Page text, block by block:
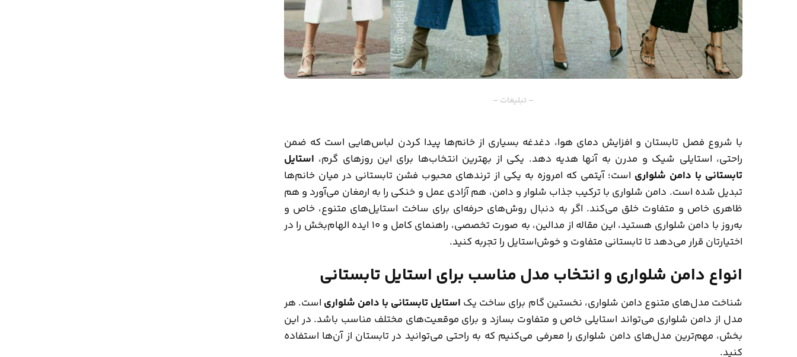
– تبلیغات –
با شروع فصل تابستان و افزایش دمای هوا، دغدغه بسیاری از خانم‌ها پیدا کردن لباس‌هایی است که ضمن
راحتی، استایلی شیک و مدرن به آنها هدیه دهد. یکی از بهترین انتخاب‌ها برای این روزهای گرم، استایل
تابستانی با دامن شلواری است؛ آیتمی که امروزه به یکی از ترندهای محبوب فشن تابستانی در میان خانم‌ها
تبدیل شده است. دامن شلواری با ترکیب جذاب شلوار و دامن، هم آزادی عمل و خنکی را به ارمغان می‌آورد و هم
ظاهری خاص و متفاوت خلق می‌کند. اگر به دنبال روش‌های حرفه‌ای برای ساخت استایل‌های متنوع، خاص و
به‌روز با دامن شلواری هستید، این مقاله ازمدالین
، به صورت تخصصی، راهنمای کامل و ۱۰ ایده الهام‌بخش را در
اختیارتان قرار می‌دهد تا تابستانی متفاوت و خوش‌استایل را تجربه کنید.
انواع دامن شلواری و انتخاب مدل مناسب برای استایل تابستانی
شناخت مدل‌های متنوع دامن شلواری، نخستین گام برای ساخت یک استایل تابستانی با دامن شلواری است. هر
مدل از دامن شلواری می‌تواند استایلی خاص و متفاوت بسازد و برای موقعیت‌های مختلف مناسب باشد. در این
بخش، مهم‌ترین مدل‌های دامن شلواری را معرفی می‌کنیم که به راحتی می‌توانید در تابستان از آن‌ها استفاده
کنید.